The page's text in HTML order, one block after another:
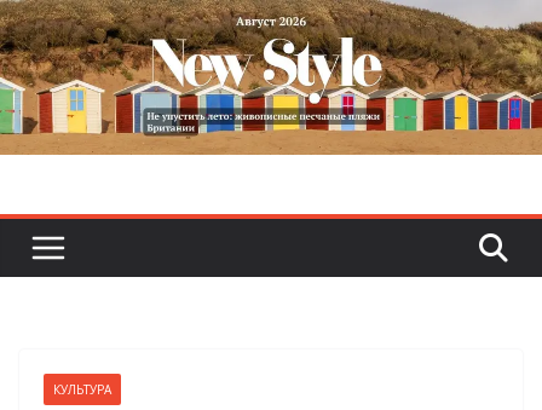
Skip
to
content
КУЛЬТУРА